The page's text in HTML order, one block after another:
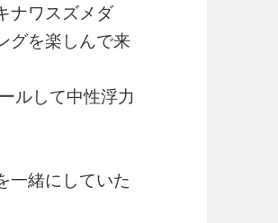
ナワスズメダ
グを楽しんで来
ルして中性浮力
一緒にしていた